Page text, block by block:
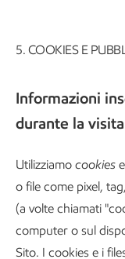
5. COOKIES E
Informazioni
durante la
Utilizziamo cookies
o file come pixel,
(a volte chiamati
computer o sul
Sito. I cookies e i